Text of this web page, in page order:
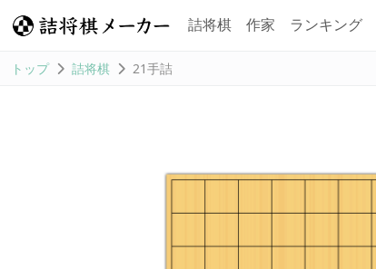
詰将棋 作家 ランキング
トップ 詰将棋 21手詰